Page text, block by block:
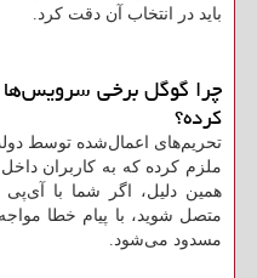
باید در انتخاب آن دقت کرد.
چرا گوگل برخی سرویس‌ها
کرده؟
تحریم‌های اعمال‌شده توسط
ملزم کرده که به کاربران
همین دلیل، اگر شما با آی‌پی
متصل شوید، با پیام خطا
مسدود می‌شود.